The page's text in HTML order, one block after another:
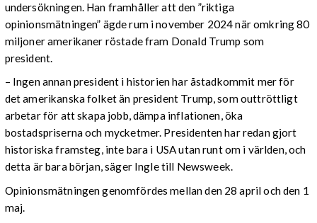
undersökningen. Han framhåller att den ”riktiga
opinionsmätningen” ägde rum i november 2024 när omkring 80
miljoner amerikaner röstade fram Donald Trump som
president.
– Ingen annan president i historien har åstadkommit mer för
det amerikanska folket än president Trump, som outtröttligt
arbetar för att skapa jobb, dämpa inflationen, öka
bostadspriserna och mycketmer. Presidenten har redan gjort
historiska framsteg, inte bara i USA utan runt om i världen, och
detta är bara början, säger Ingle till Newsweek.
Opinionsmätningen genomfördes mellan den 28 april och den 1
maj.